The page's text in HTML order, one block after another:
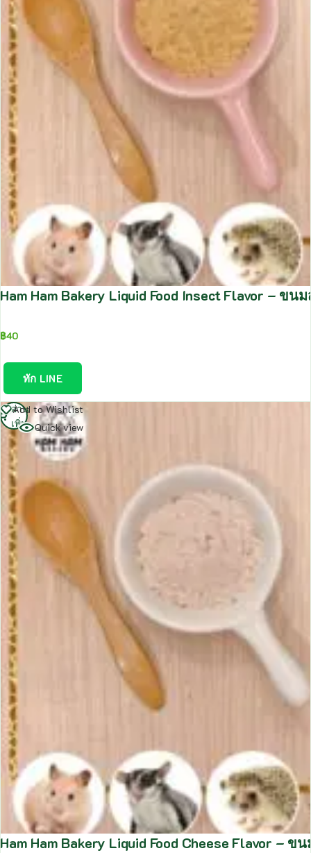
Ham Ham Bakery Liquid Food Insect Flavor – ข
฿40
ทัก LINE
Add to Wishlist
Quick view
Ham Ham Bakery Liquid Food Cheese Flavor –
อ่าน
เพิ่ม